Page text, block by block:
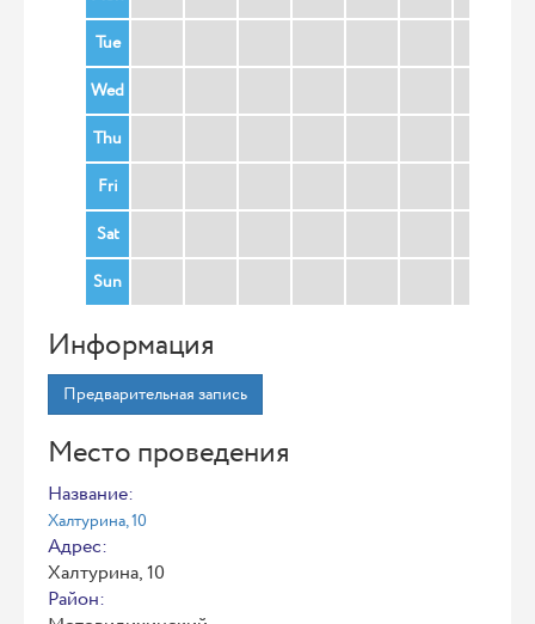
Tue
Wed
Thu
Fri
Sat
Sun
Информация
Предварительная запись
Место проведения
Название:
Халтурина, 10
Адрес:
Халтурина, 10
Район: